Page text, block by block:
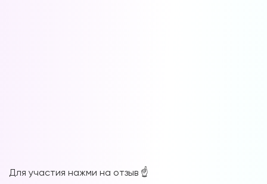
Для участия нажми на отзыв ☝️